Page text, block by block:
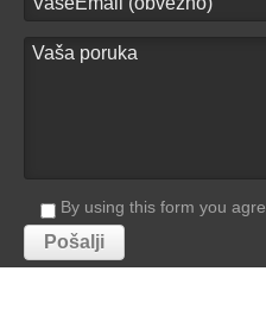
By using this form you